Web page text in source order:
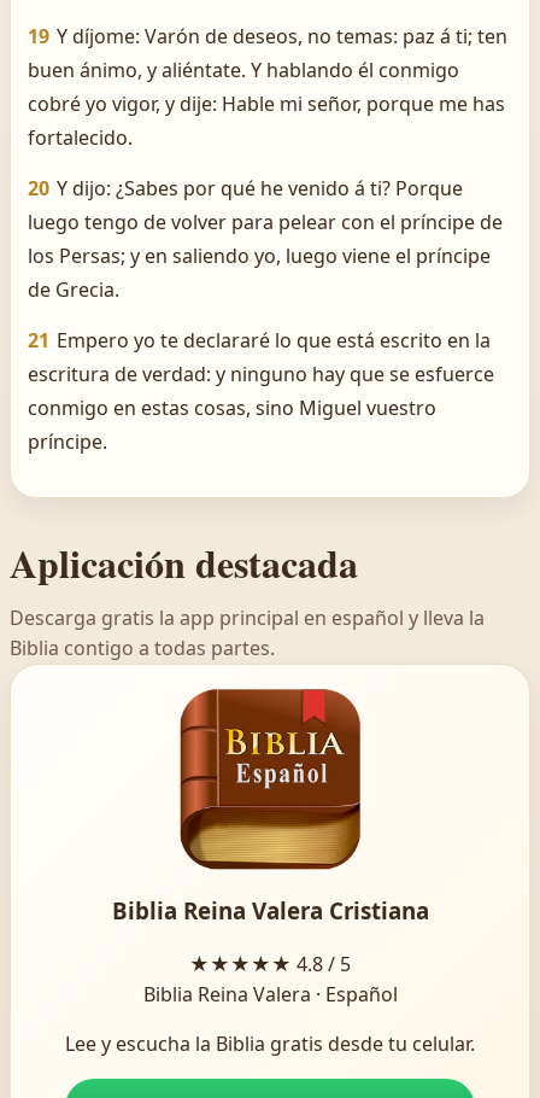
19 Y díjome: Varón de deseos, no temas: paz á ti; ten
buen ánimo, y aliéntate. Y hablando él conmigo
cobré yo vigor, y dije: Hable mi señor, porque me has
fortalecido.
20 Y dijo: ¿Sabes por qué he venido á ti? Porque
luego tengo de volver para pelear con el príncipe de
los Persas; y en saliendo yo, luego viene el príncipe
de Grecia.
21 Empero yo te declararé lo que está escrito en la
escritura de verdad: y ninguno hay que se esfuerce
conmigo en estas cosas, sino Miguel vuestro
príncipe.
Aplicación destacada
Descarga gratis la app principal en español y lleva la
Biblia contigo a todas partes.
Biblia Reina Valera Cristiana
★★★★★ 4.8 / 5
Biblia Reina Valera · Español
Lee y escucha la Biblia gratis desde tu celular.